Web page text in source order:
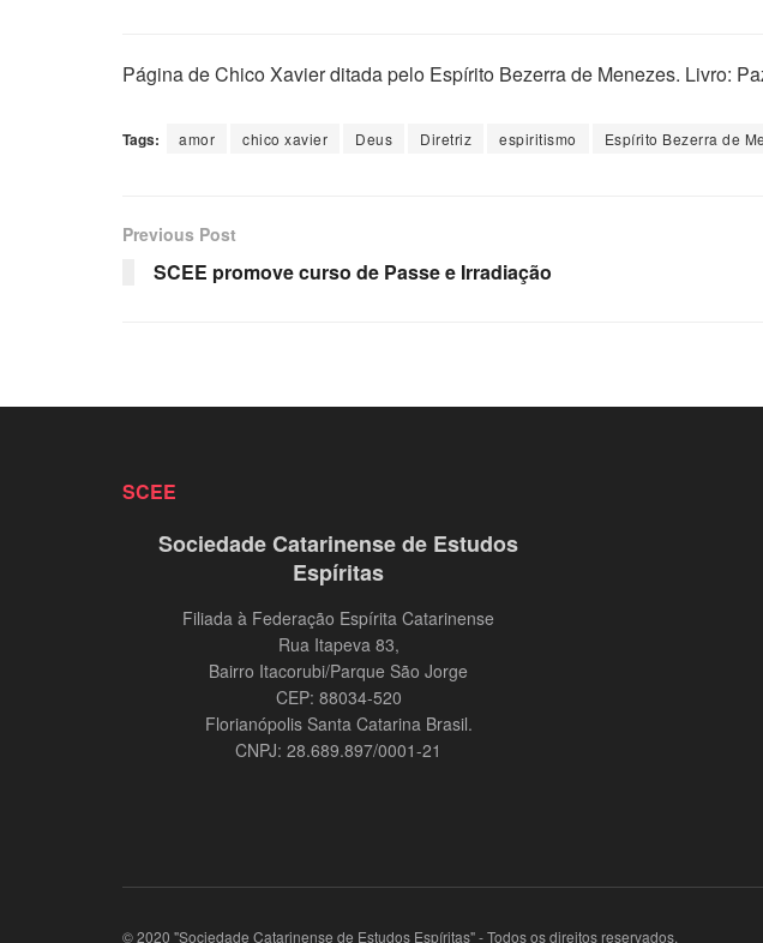
Página de Chico Xavier ditada pelo Espírito Bezerra de Menezes. Livro:
Tags: amor chico xavier Deus Diretriz espiritismo Espírito Bezerra de
Previous Post
SCEE promove curso de Passe e Irradiação
SCEE
Sociedade Catarinense de Estudos
Espíritas
Filiada à Federação Espírita Catarinense
Rua Itapeva 83,
Bairro Itacorubi/Parque São Jorge
CEP: 88034-520
Florianópolis Santa Catarina Brasil.
CNPJ: 28.689.897/0001-21
© 2020 "Sociedade Catarinense de Estudos Espíritas" - Todos os direitos reservados.